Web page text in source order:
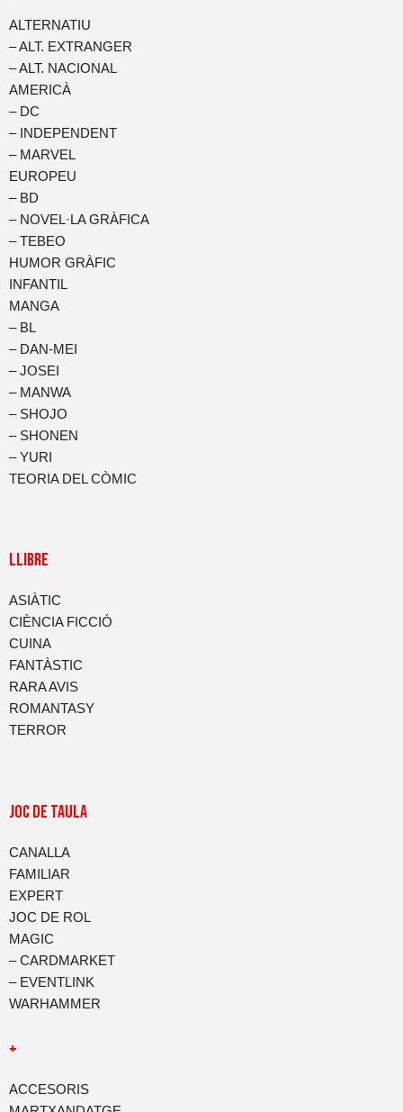
ALTERNATIU
– ALT. EXTRANGER
– ALT. NACIONAL
AMERICÀ
– DC
– INDEPENDENT
– MARVEL
EUROPEU
– BD
– NOVEL·LA GRÀFICA
– TEBEO
HUMOR GRÀFIC
INFANTIL
MANGA
– BL
– DAN-MEI
– JOSEI
– MANWA
– SHOJO
– SHONEN
– YURI
TEORIA DEL CÒMIC
LLIBRE
ASIÀTIC
CIÈNCIA FICCIÓ
CUINA
FANTÀSTIC
RARA AVIS
ROMANTASY
TERROR
JOC DE TAULA
CANALLA
FAMILIAR
EXPERT
JOC DE ROL
MAGIC
– CARDMARKET
– EVENTLINK
WARHAMMER
+
ACCESORIS